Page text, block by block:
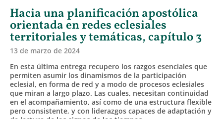
Hacia una planificación apostólica
orientada en redes eclesiales
territoriales y temáticas, capítulo 3
13 de marzo de 2024
En esta última entrega recupero los razgos esenciales que
permiten asumir los dinamismos de la participación
eclesial, en forma de red y a modo de procesos eclesiales
que miran a largo plazo. Las cuales, necesitan continuidad
en el acompañamiento, así como de una estructura flexible
pero consistente, y con liderazgos capaces de adaptación y